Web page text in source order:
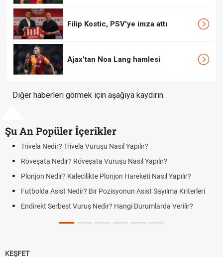
Filip Kostic, PSV'ye imza attı
Ajax'tan Noa Lang hamlesi
Diğer haberleri görmek için aşağıya kaydırın.
Şu An Popüler İçerikler
Trivela Vuruşu Nasıl Yapılır?
Nedir? Röveşata Vuruşu Nasıl Yapılır?
Nedir? Kalecilikte Plonjon Hareketi Nasıl Yapılır?
Asist Nedir? Bir Pozisyonun Asist Sayılma Kriterleri
Serbest Vuruş Nedir? Hangi Durumlarda Verilir?